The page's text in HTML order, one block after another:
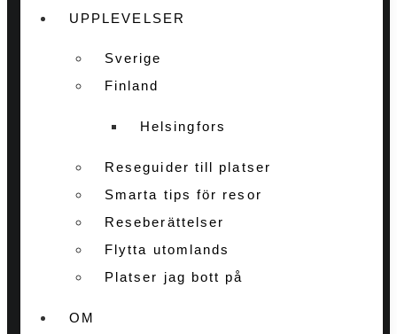
UPPLEVELSER
Sverige
Finland
Helsingfors
Reseguider till platser
Smarta tips för resor
Reseberättelser
Flytta utomlands
Platser jag bott på
OM